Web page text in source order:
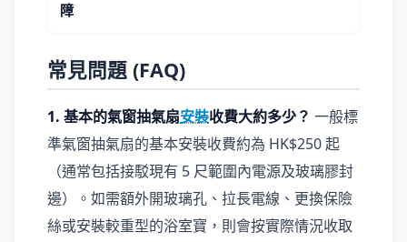
障
常見問題 (FAQ)
1. 基本的氣窗抽氣扇安裝收費大約多少？ 一般標
準氣窗抽氣扇的基本安裝收費約為 HK$250 起
（通常包括接駁現有 5 尺範圍內電源及玻璃膠封
邊）。如需額外開玻璃孔、拉長電線、更換保險
絲或安裝較重型的浴室寶，則會按實際情況收取